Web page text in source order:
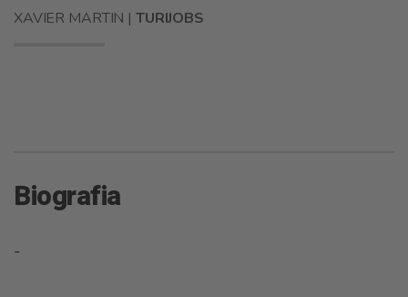
XAVIER MARTIN | TURIJOBS
Biografia
-